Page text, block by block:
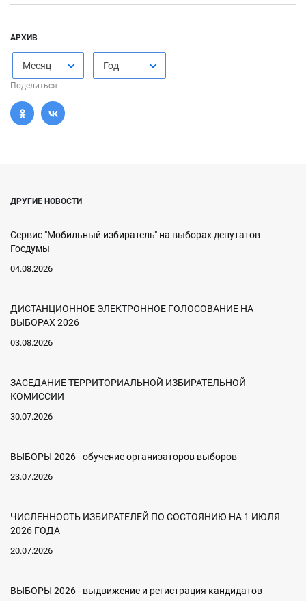
АРХИВ
Месяц Год
Поделиться
ДРУГИЕ НОВОСТИ
Сервис "Мобильный избиратель" на выборах депутатов
Госдумы
04.08.2026
ДИСТАНЦИОННОЕ ЭЛЕКТРОННОЕ ГОЛОСОВАНИЕ НА
ВЫБОРАХ 2026
03.08.2026
ЗАСЕДАНИЕ ТЕРРИТОРИАЛЬНОЙ ИЗБИРАТЕЛЬНОЙ
КОМИССИИ
30.07.2026
ВЫБОРЫ 2026 - обучение организаторов выборов
23.07.2026
ЧИСЛЕННОСТЬ ИЗБИРАТЕЛЕЙ ПО СОСТОЯНИЮ НА 1 ИЮЛЯ
2026 ГОДА
20.07.2026
ВЫБОРЫ 2026 - выдвижение и регистрация кандидатов